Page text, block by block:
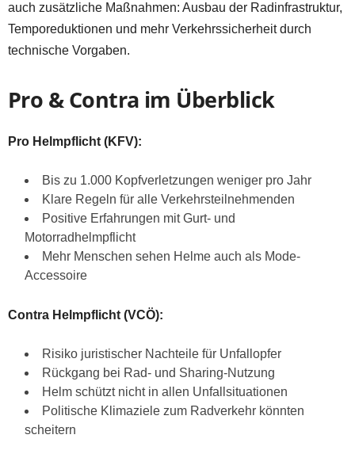
auch zusätzliche Maßnahmen: Ausbau der Radinfrastruktur,
Temporeduktionen und mehr Verkehrssicherheit durch
technische Vorgaben.
Pro & Contra im Überblick
Pro Helmpflicht (KFV):
Bis zu 1.000 Kopfverletzungen weniger pro Jahr
Klare Regeln für alle Verkehrsteilnehmenden
Positive Erfahrungen mit Gurt- und
Motorradhelmpflicht
Mehr Menschen sehen Helme auch als Mode-
Accessoire
Contra Helmpflicht (VCÖ):
Risiko juristischer Nachteile für Unfallopfer
Rückgang bei Rad- und Sharing-Nutzung
Helm schützt nicht in allen Unfallsituationen
Politische Klimaziele zum Radverkehr könnten
scheitern